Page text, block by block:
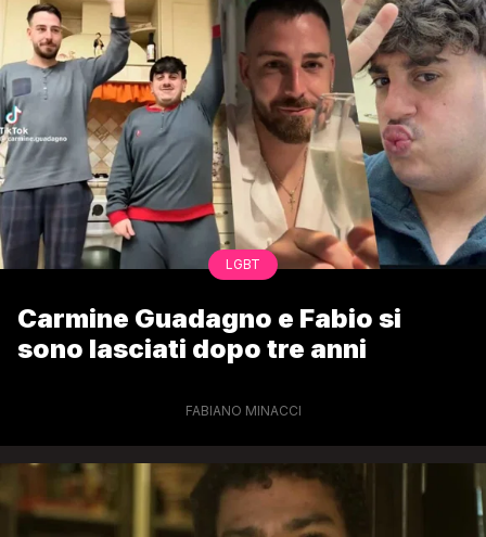
LGBT
Carmine Guadagno e Fabio si
sono lasciati dopo tre anni
FABIANO MINACCI